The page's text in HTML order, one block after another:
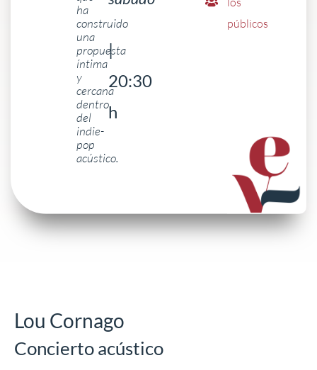
ha
construido
una
propuesta
íntima
y
cercana
dentro
del
indie-
pop
acústico.
|
20:30
h
públicos
Lou Cornago
Concierto acústico